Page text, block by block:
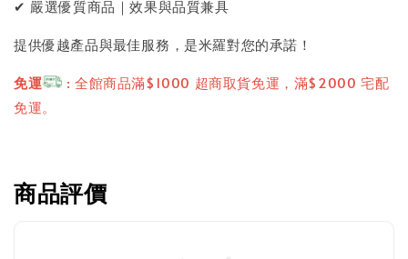
✔ 嚴選優質商品｜效果與品質兼具
提供優越產品與最佳服務，是米羅對您的承諾！
免運
: 全館商品滿$1000 超商取貨免運，滿$2000 宅配
免運。
商品評價